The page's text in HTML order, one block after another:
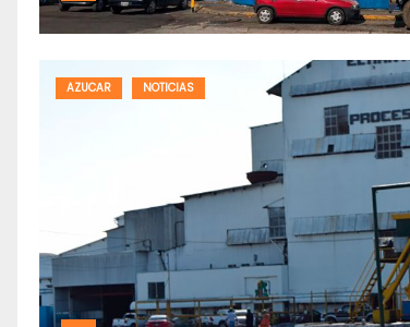
AZUCAR NOTICIAS